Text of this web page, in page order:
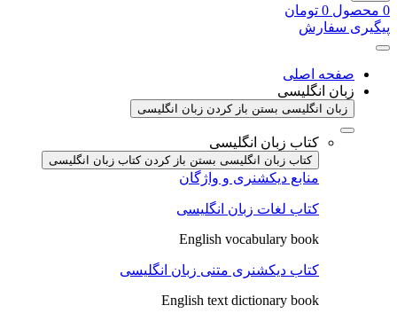
0 محصول 0 تومان
پیگیری سفارش
صفحه اصلی
زبان انگلیسی
زبان انگلیسی بستن باز کردن زبان انگلیسی
کتاب زبان انگلیسی
کتاب زبان انگلیسی بستن باز کردن کتاب زبان انگلیسی
منابع دیکشنری و واژگان
کتاب لغات زبان انگلیسی
English vocabulary book
کتاب دیکشنری متنی زبان انگلیسی
English text dictionary book